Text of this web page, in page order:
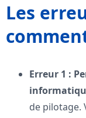
Les
Erreur 1 :
de pilotage.